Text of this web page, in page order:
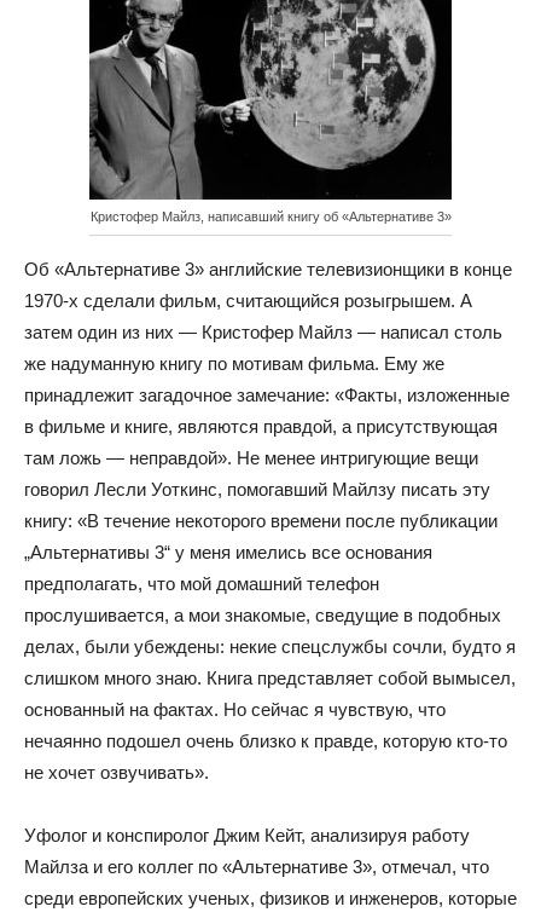
Кристофер Майлз, написавший книгу об «Альтернативе 3»
Об «Альтернативе 3» английские телевизионщики в конце
1970-х сделали фильм, считающийся розыгрышем. А
затем один из них — Кристофер Майлз — написал столь
же надуманную книгу по мотивам фильма. Ему же
принадлежит загадочное замечание: «Факты, изложенные
в фильме и книге, являются правдой, а присутствующая
там ложь — неправдой». Не менее интригующие вещи
говорил Лесли Уоткинс, помогавший Майлзу писать эту
книгу: «В течение некоторого времени после публикации
„Альтернативы 3“ у меня имелись все основания
предполагать, что мой домашний телефон
прослушивается, а мои знакомые, сведущие в подобных
делах, были убеждены: некие спецслужбы сочли, будто я
слишком много знаю. Книга представляет собой вымысел,
основанный на фактах. Но сейчас я чувствую, что
нечаянно подошел очень близко к правде, которую кто-то
не хочет озвучивать».
Уфолог и конспиролог Джим Кейт, анализируя работу
Майлза и его коллег по «Альтернативе 3», отмечал, что
среди европейских ученых, физиков и инженеров, которые